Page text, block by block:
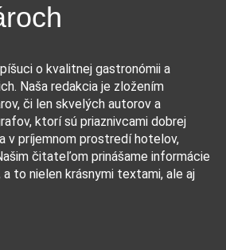
o kvalitnej gastronómii a
Naša redakcia je zložením
či len skvelých autorov a
ktorí sú priaznivcami dobrej
v príjemnom prostredí hotelov,
čitateľom prinášame informácie
to nielen krásnymi textami, ale aj